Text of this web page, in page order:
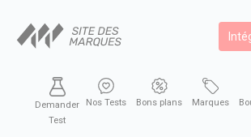
Demander
Test
Nos Tests Bons plans Marques